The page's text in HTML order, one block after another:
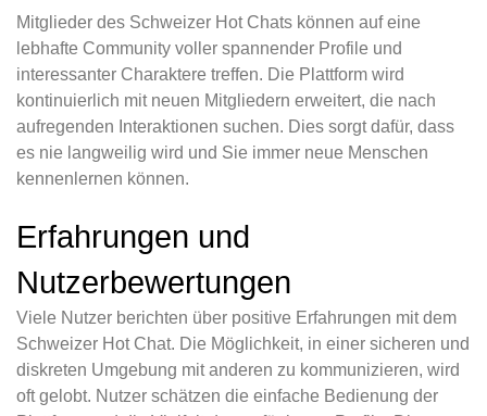
Mitglieder des Schweizer Hot Chats können auf eine
lebhafte Community voller spannender Profile und
interessanter Charaktere treffen. Die Plattform wird
kontinuierlich mit neuen Mitgliedern erweitert, die nach
aufregenden Interaktionen suchen. Dies sorgt dafür, dass
es nie langweilig wird und Sie immer neue Menschen
kennenlernen können.
Erfahrungen und
Nutzerbewertungen
Viele Nutzer berichten über positive Erfahrungen mit dem
Schweizer Hot Chat. Die Möglichkeit, in einer sicheren und
diskreten Umgebung mit anderen zu kommunizieren, wird
oft gelobt. Nutzer schätzen die einfache Bedienung der